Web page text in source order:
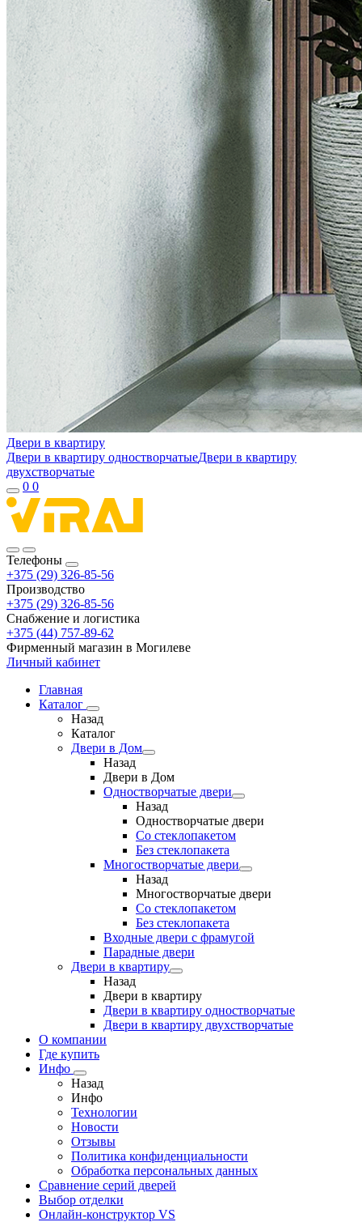
Двери в квартиру
Двери в квартиру одностворчатыеДвери в квартиру
двухстворчатые
0 0
Телефоны
+375 (29) 326-85-56
Производство
+375 (29) 326-85-56
Снабжение и логистика
+375 (44) 757-89-62
Фирменный магазин в Могилеве
Личный кабинет
Главная
Каталог
Назад
Каталог
Двери в Дом
Назад
Двери в Дом
Одностворчатые двери
Назад
Одностворчатые двери
Со стеклопакетом
Без стеклопакета
Многостворчатые двери
Назад
Многостворчатые двери
Со стеклопакетом
Без стеклопакета
Входные двери с фрамугой
Парадные двери
Двери в квартиру
Назад
Двери в квартиру
Двери в квартиру одностворчатые
Двери в квартиру двухстворчатые
О компании
Где купить
Инфо
Назад
Инфо
Технологии
Новости
Отзывы
Политика конфиденциальности
Обработка персональных данных
Сравнение серий дверей
Выбор отделки
Онлайн-конструктор VS